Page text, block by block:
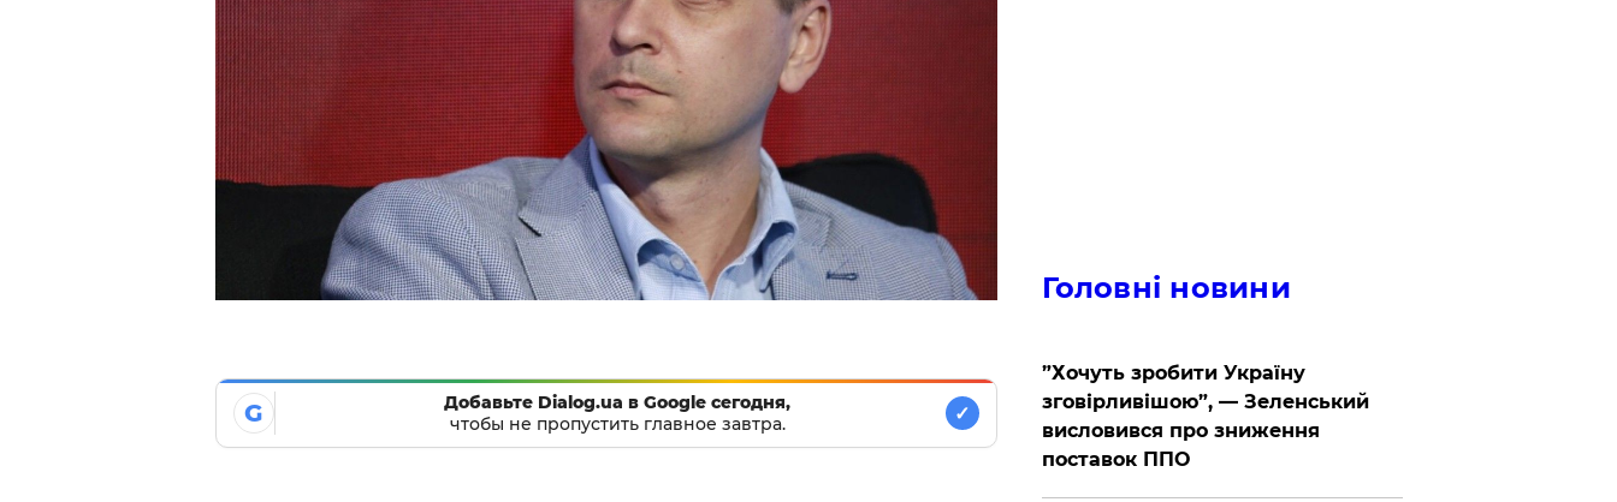
G
Добавьте Dialog.ua в Google сегодня,
чтобы не пропустить главное завтра.
✓
Головні новини
​”Хочуть зробити Україну
зговірливішою”, — Зеленський
висловився про зниження
поставок ППО